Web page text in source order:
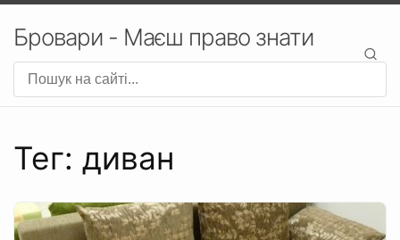
Бровари - Маєш право знати
Тег: диван